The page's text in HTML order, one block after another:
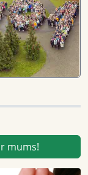
mums!